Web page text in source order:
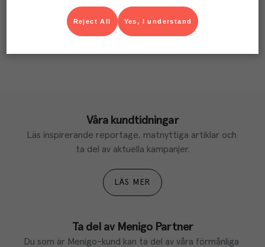
Våra kundtidningar
Läs inspirerande reportage, matnyttiga artiklar och
ta del av aktuella kampanjer.
LÄS MER
Ta del av Menigo Partner
Du som är Menigo-kund kan ta del av våra förmånliga
Yes, I understand
Reject All